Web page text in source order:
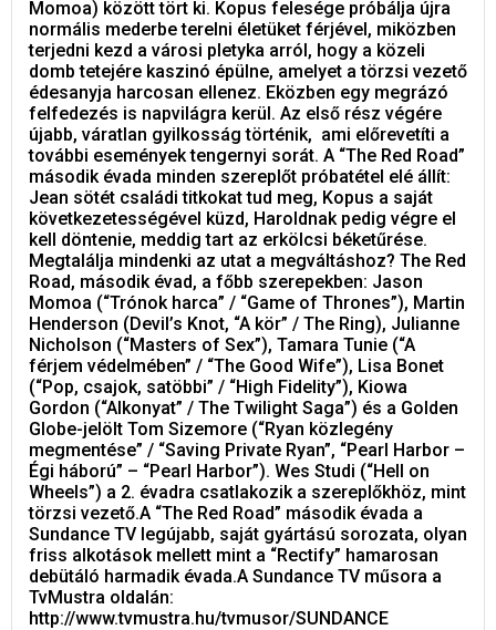
Momoa) között tört ki. Kopus felesége próbálja újra
normális mederbe terelni életüket férjével, miközben
terjedni kezd a városi pletyka arról, hogy a közeli
domb tetejére kaszinó épülne, amelyet a törzsi vezető
édesanyja harcosan ellenez. Eközben egy megrázó
felfedezés is napvilágra kerül. Az első rész végére
újabb, váratlan gyilkosság történik, ami előrevetíti a
további események tengernyi sorát. A “The Red Road”
második évada minden szereplőt próbatétel elé állít:
Jean sötét családi titkokat tud meg, Kopus a saját
következetességével küzd, Haroldnak pedig végre el
kell döntenie, meddig tart az erkölcsi béketűrése.
Megtalálja mindenki az utat a megváltáshoz? The Red
Road, második évad, a főbb szerepekben: Jason
Momoa (“Trónok harca” / “Game of Thrones”), Martin
Henderson (Devil’s Knot, “A kör” / The Ring), Julianne
Nicholson (“Masters of Sex”), Tamara Tunie (“A
férjem védelmében” / “The Good Wife”), Lisa Bonet
(“Pop, csajok, satöbbi” / “High Fidelity”), Kiowa
Gordon (“Alkonyat” / The Twilight Saga”) és a Golden
Globe-jelölt Tom Sizemore (“Ryan közlegény
megmentése” / “Saving Private Ryan”, “Pearl Harbor –
Égi háború” – “Pearl Harbor”). Wes Studi (“Hell on
Wheels”) a 2. évadra csatlakozik a szereplőkhöz, mint
törzsi vezető.A “The Red Road” második évada a
Sundance TV legújabb, saját gyártású sorozata, olyan
friss alkotások mellett mint a “Rectify” hamarosan
debütáló harmadik évada.A Sundance TV műsora a
TvMustra oldalán:
http://www.tvmustra.hu/tvmusor/SUNDANCE